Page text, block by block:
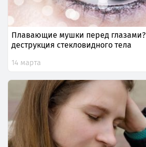
Плавающие мушки перед
деструкция стекловидного тела
14 марта